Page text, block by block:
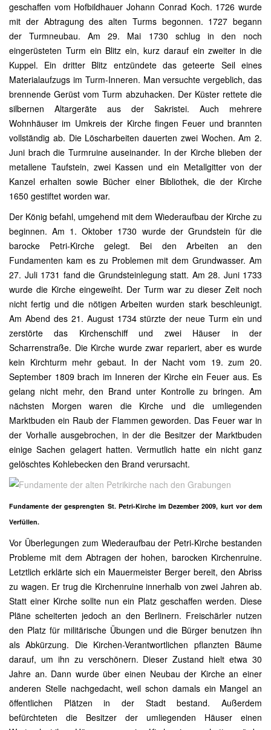
geschaffen vom Hofbildhauer Johann Conrad Koch. 1726 wurde
mit der Abtragung des alten Turms begonnen. 1727 begann
der Turmneubau. Am 29. Mai 1730 schlug in den noch
eingerüsteten Turm ein Blitz ein, kurz darauf ein zweiter in die
Kuppel. Ein dritter Blitz entzündete das geteerte Seil eines
Materialaufzugs im Turm-Inneren. Man versuchte vergeblich, das
brennende Gerüst vom Turm abzuhacken. Der Küster rettete die
silbernen Altargeräte aus der Sakristei. Auch mehrere
Wohnhäuser im Umkreis der Kirche fingen Feuer und brannten
vollständig ab. Die Löscharbeiten dauerten zwei Wochen. Am 2.
Juni brach die Turmruine auseinander. In der Kirche blieben der
metallene Taufstein, zwei Kassen und ein Metallgitter von der
Kanzel erhalten sowie Bücher einer Bibliothek, die der Kirche
1650 gestiftet worden war.
Der König befahl, umgehend mit dem Wiederaufbau der Kirche zu
beginnen. Am 1. Oktober 1730 wurde der Grundstein für die
barocke Petri-Kirche gelegt. Bei den Arbeiten an den
Fundamenten kam es zu Problemen mit dem Grundwasser. Am
27. Juli 1731 fand die Grundsteinlegung statt. Am 28. Juni 1733
wurde die Kirche eingeweiht. Der Turm war zu dieser Zeit noch
nicht fertig und die nötigen Arbeiten wurden stark beschleunigt.
Am Abend des 21. August 1734 stürzte der neue Turm ein und
zerstörte das Kirchenschiff und zwei Häuser in der
Scharrenstraße. Die Kirche wurde zwar repariert, aber es wurde
kein Kirchturm mehr gebaut. In der Nacht vom 19. zum 20.
September 1809 brach im Inneren der Kirche ein Feuer aus. Es
gelang nicht mehr, den Brand unter Kontrolle zu bringen. Am
nächsten Morgen waren die Kirche und die umliegenden
Marktbuden ein Raub der Flammen geworden. Das Feuer war in
der Vorhalle ausgebrochen, in der die Besitzer der Marktbuden
einige Sachen gelagert hatten. Vermutlich hatte ein nicht ganz
gelöschtes Kohlebecken den Brand verursacht.
Fundamente der gesprengten St. Petri-Kirche im Dezember 2009, kurt vor dem
Verfüllen.
Vor Überlegungen zum Wiederaufbau der Petri-Kirche bestanden
Probleme mit dem Abtragen der hohen, barocken Kirchenruine.
Letztlich erklärte sich ein Mauermeister Berger bereit, den Abriss
zu wagen. Er trug die Kirchenruine innerhalb von zwei Jahren ab.
Statt einer Kirche sollte nun ein Platz geschaffen werden. Diese
Pläne scheiterten jedoch an den Berlinern. Freischärler nutzen
den Platz für militärische Übungen und die Bürger benutzen ihn
als Abkürzung. Die Kirchen-Verantwortlichen pflanzten Bäume
darauf, um ihn zu verschönern. Dieser Zustand hielt etwa 30
Jahre an. Dann wurde über einen Neubau der Kirche an einer
anderen Stelle nachgedacht, weil schon damals ein Mangel an
öffentlichen Plätzen in der Stadt bestand. Außerdem
befürchteten die Besitzer der umliegenden Häuser einen